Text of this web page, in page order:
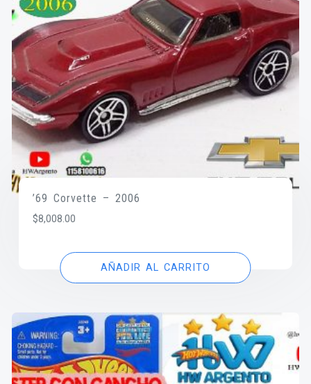
’69 Corvette – 2006
$8,008.00
AÑADIR AL CARRITO